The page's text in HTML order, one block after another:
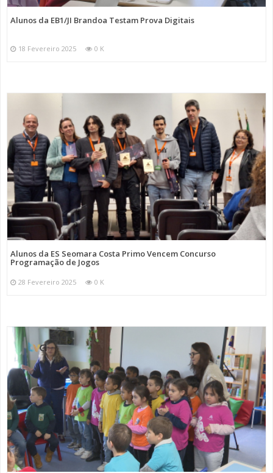
Alunos da EB1/JI Brandoa Testam Prova Digitais
18 Fevereiro 2025 0 K
Alunos da ES Seomara Costa Primo Vencem Concurso
Programação de Jogos
28 Fevereiro 2025 0 K